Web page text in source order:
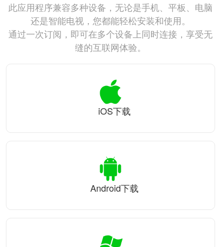
此应用程序兼容多种设备，无论是手机、平板、电脑
还是智能电视，您都能轻松安装和使用。
通过一次订阅，即可在多个设备上同时连接，享受无
缝的互联网体验。
iOS下载
Android下载